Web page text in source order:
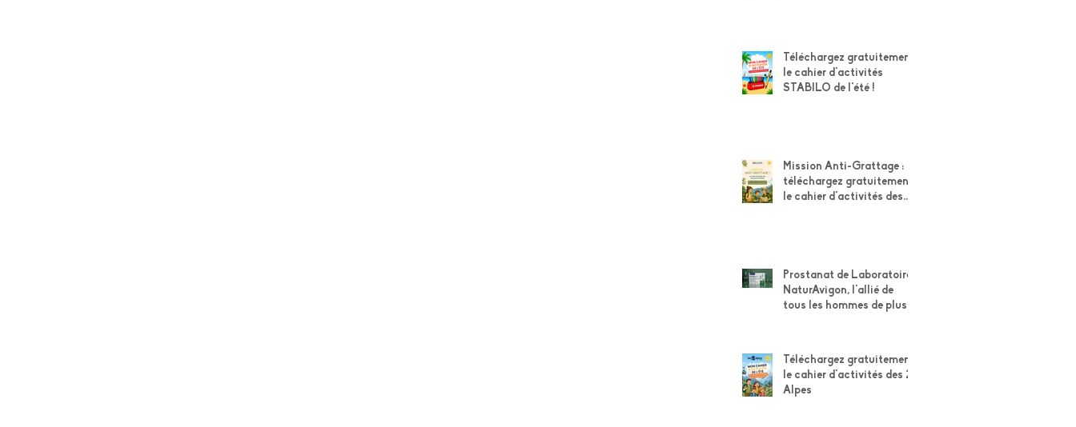
Téléchargez gratuitement
le cahier d'activités
STABILO de l'été !
Mission Anti-Grattage :
téléchargez gratuitement
le cahier d'activités des
Prostanat de Laboratoire
NaturAvigon, l'allié de
tous les hommes de plus
Téléchargez gratuitement
le cahier d'activités des 2
Alpes